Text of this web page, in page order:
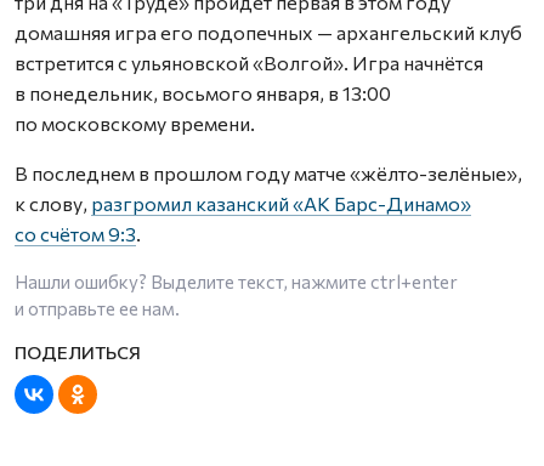
домашняя игра его подопечных — архангельский клуб
встретится с ульяновской «Волгой». Игра начнётся
в понедельник, восьмого января, в 13:00
по московскому времени.
В последнем в прошлом году матче «жёлто-зелёные»,
к слову, разгромил казанский «АК Барс-Динамо»
со счётом 9:3.
Нашли ошибку? Выделите текст, нажмите ctrl+enter
и отправьте ее нам.